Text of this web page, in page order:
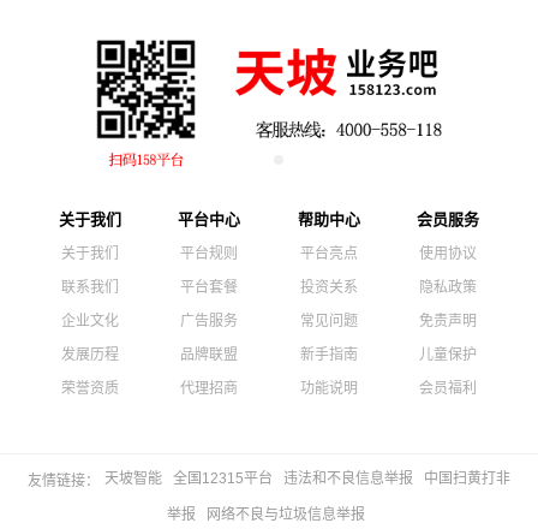
关于我们
关于我们
联系我们
企业文化
发展历程
荣誉资质
平台中心
平台规则
平台套餐
广告服务
品牌联盟
代理招商
帮助中心
平台亮点
投资关系
常见问题
新手指南
功能说明
会员服务
使用协议
隐私政策
免责声明
儿童保护
会员福利
友情链接： 天坡智能 全国12315平台 违法和不良信息举报 中国扫黄打非
举报 网络不良与垃圾信息举报